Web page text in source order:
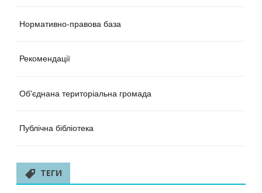
Нормативно-правова база
Рекомендації
Об'єднана територіальна громада
Публічна бібліотека
ТЕГИ